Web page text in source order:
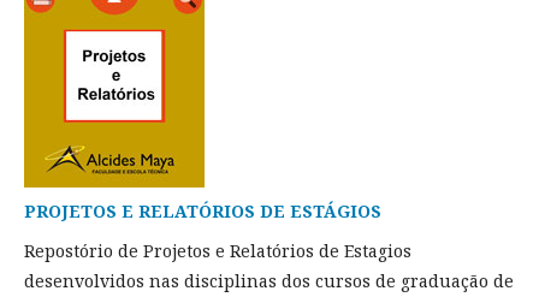
PROJETOS E RELATÓRIOS DE ESTÁGIOS
Repostório de Projetos e Relatórios de Estagios
desenvolvidos nas disciplinas dos cursos de graduação de